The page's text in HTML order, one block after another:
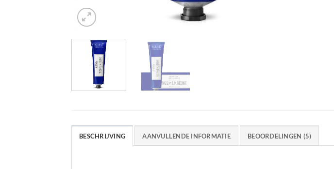
BESCHRIJVING AANVULLENDE INFORMATIE BEOORDELINGEN (5)